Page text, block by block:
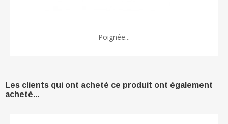
Poignée...
Les clients qui ont acheté ce produit ont également
acheté...